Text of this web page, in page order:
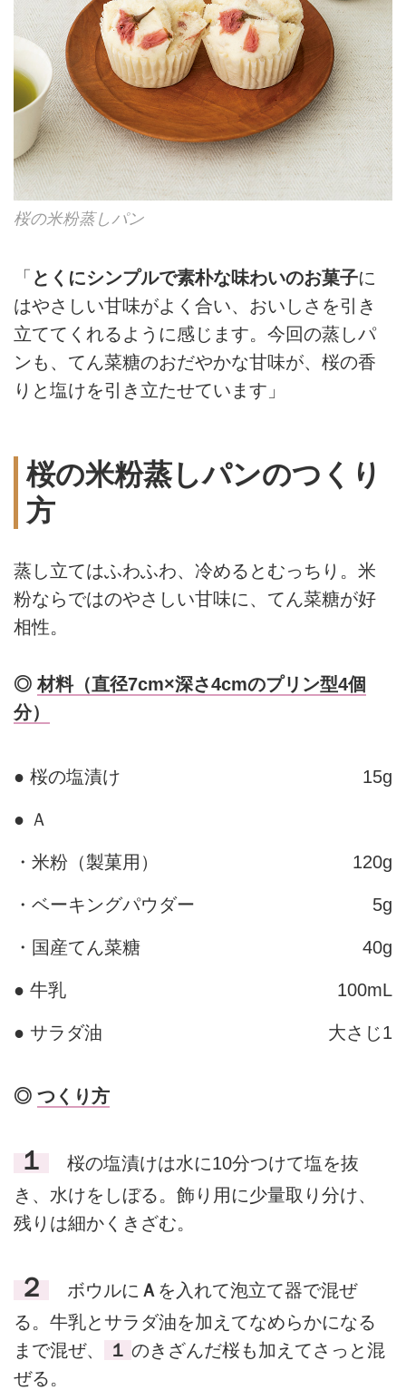
桜の米粉蒸しパン
「 とくにシンプルで素朴な味わいのお菓子に
はやさしい甘味がよく合い、おいしさを引き
立ててくれるように感じます。今回の蒸しパ
ンも、てん菜糖のおだやかな甘味が、桜の香
りと塩けを引き立たせています」
桜の米粉蒸しパンのつくり
方
蒸し立てはふわふわ、冷めるとむっちり。米
粉ならではのやさしい甘味に、てん菜糖が好
相性。
◎材料（直径7cm×深さ4cmのプリン型4個
分）
● 桜の塩漬け 15g
● Ａ
・米粉（製菓用） 120g
・ベーキングパウダー 5g
・国産てん菜糖 40g
● 牛乳 100mL
● サラダ油 大さじ1
◎ つくり方
１
桜の塩漬けは水に10分つけて塩を抜
き、水けをしぼる。飾り用に少量取り分け、
残りは細かくきざむ。
２ ボウルに Ａ を入れて泡立て器で混ぜ
る。牛乳とサラダ油を加えてなめらかになる
まで混ぜ、
１ のきざんだ桜も加えてさっと混
ぜる。